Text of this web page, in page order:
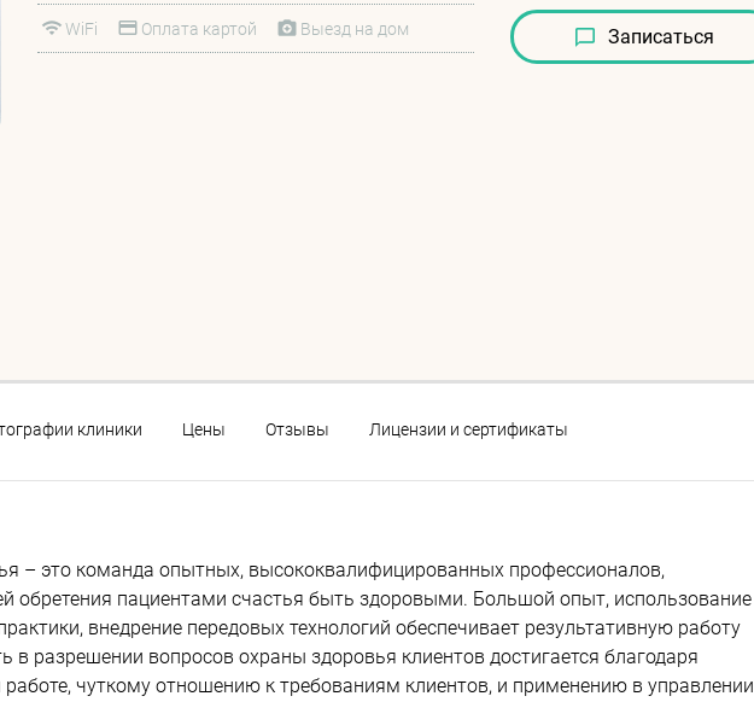
WiFi Оплата картой Выезд на дом Записаться
клиники Цены Отзывы
Лицензии и сертификаты
– это команда опытных, высококвалифицированных профессионалов,
обретения пациентами счастья быть здоровыми. Большой опыт, использование
внедрение передовых технологий обеспечивает результативную работу
в разрешении вопросов охраны здоровья клиентов достигается благодаря
работе, чуткому отношению к требованиям клиентов, и применению в управлении